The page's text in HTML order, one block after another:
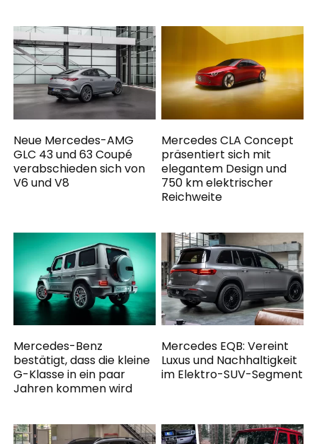
Neue Mercedes-AMG
GLC 43 und 63 Coupé
verabschieden sich von
V6 und V8
Mercedes CLA Concept
präsentiert sich mit
elegantem Design und
750 km elektrischer
Reichweite
Mercedes-Benz
bestätigt, dass die kleine
G-Klasse in ein paar
Jahren kommen wird
Mercedes EQB: Vereint
Luxus und Nachhaltigkeit
im Elektro-SUV-Segment